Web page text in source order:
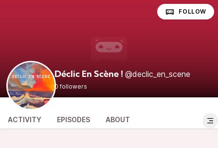
Déclic En Scène ! @declic_en_scene
0 followers
FOLLOW
ACTIVITY EPISODES ABOUT